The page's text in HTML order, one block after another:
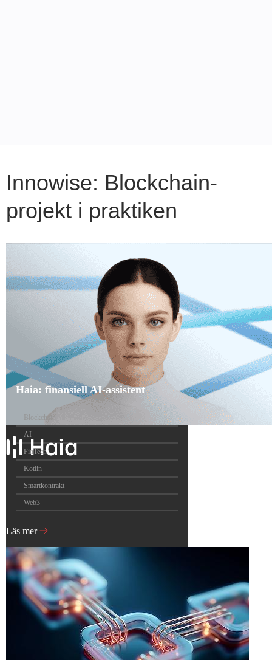
Innowise: Blockchain-
projekt i praktiken
Haia: finansiell AI-assistent
Blockchain
AI
FinTech
Kotlin
Smartkontrakt
Web3
Läs mer